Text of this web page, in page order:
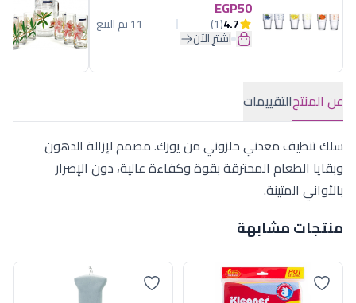
EGP50
4.7
(1) 11 تم البيع
اشترِ الآن
عن المنتجالتقييمات
سلك تنظيف معدني حلزوني من يورك. مصمم لإزالة الدهون
وبقايا الطعام المحترقة بقوة وكفاءة عالية، دون الإضرار
بالأواني المتينة.
منتجات مشابهة